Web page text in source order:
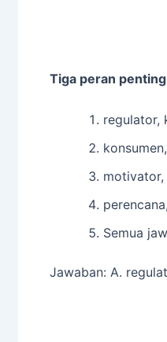
Tiga peran
regulator,
Semua
Jawaban: A.